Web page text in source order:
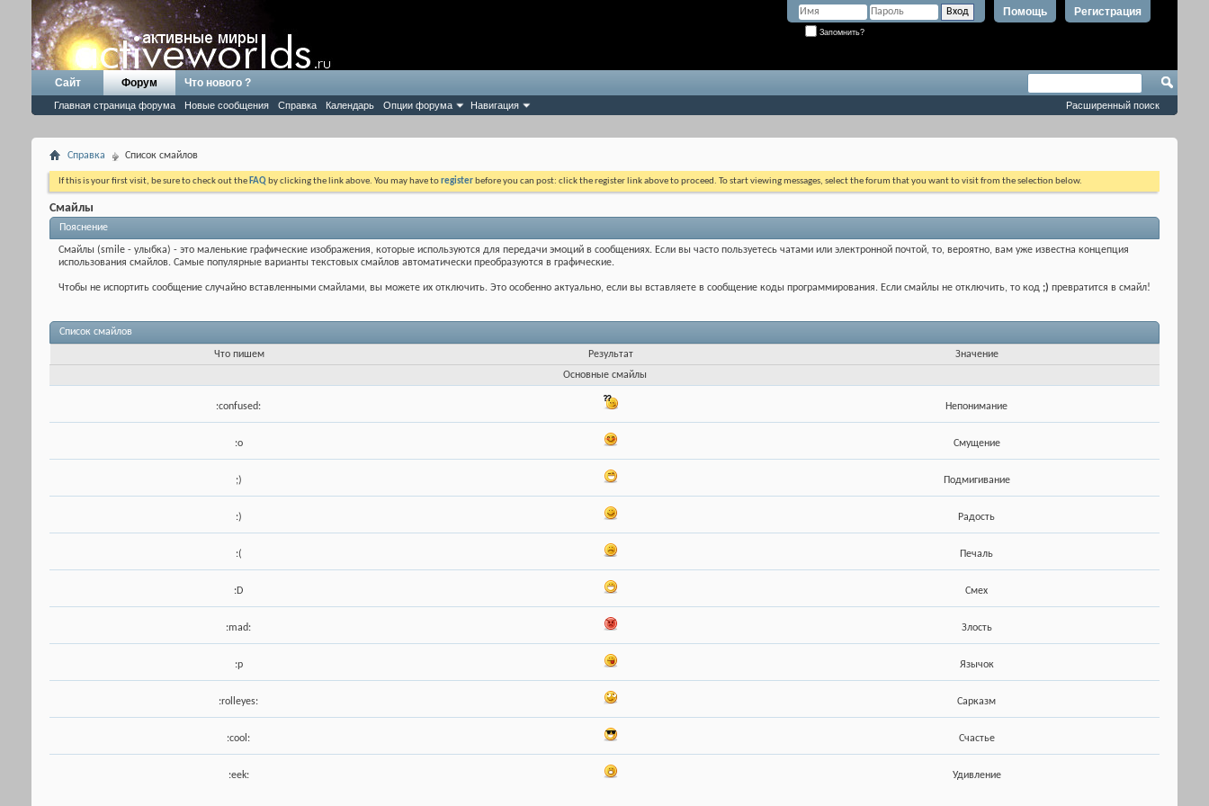
Регистрация
Помощь
Запомнить?
Сайт Форум
Главная страница форума Новые сообщения Справка Календарь Опции форума Навигация
Что нового ?
Расширенный поиск
Справка Список смайлов
If this is your first visit, be sure to check out the FAQ by clicking the link above. You may have toregister before you can post: click the register link above to proceed. To start viewing messages, select the forum that you want to visit from the selection below.
Смайлы
Пояснение
Смайлы (smile - улыбка) - это маленькие графические изображения, которые используются для передачи эмоций в сообщениях. Если вы часто пользуетесь чатами или электронной почтой, то, вероятно, вам уже известна концепция
использования смайлов. Самые популярные варианты текстовых смайлов автоматически преобразуются в графические.
Чтобы не испортить сообщение случайно вставленными смайлами, вы можете их отключить. Это особенно актуально, если вы вставляете в сообщение коды программирования. Если смайлы не отключить, то код ;) превратится в смайл!
Список смайлов
Что пишем Результат
Значение
Основные смайлы
:confused: Непонимание
:o Смущение
;) Подмигивание
:) Радость
:( Печаль
:D Смех
:mad: Злость
:p Язычок
:rolleyes: Сарказм
:cool: Счастье
:eek: Удивление